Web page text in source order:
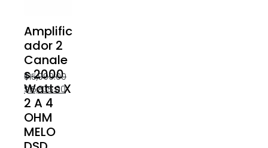
Amplific
ador 2
Canale
s 2000
Watts X
2 A 4
OHM
MELO
$15,999.00
$15,835.00